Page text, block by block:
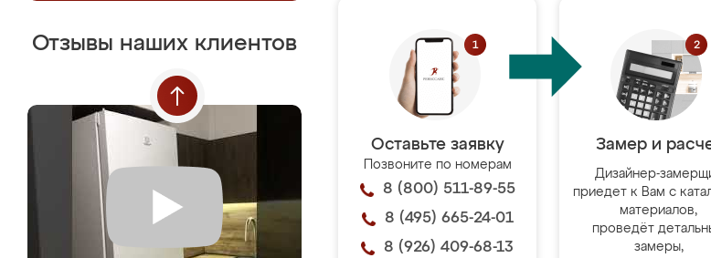
Отзывы наших клиентов
Оставьте заявку
Позвоните по номерам
8 (800) 511-89-55
8 (495) 665-24-01
8 (926) 409-68-13
Замер и
Дизайнер-
приедет к Вам с
материалов,
проведёт
замеры,